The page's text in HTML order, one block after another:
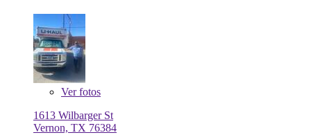
Verfotos
1613 Wilbarger St
Vernon, TX 76384